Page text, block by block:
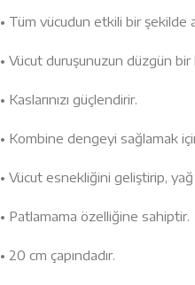
• Tüm vücudun etkili bir şekilde
• Vücut duruşunuzun düzgün bir
• Kaslarınızı güçlendirir.
• Kombine dengeyi sağlamak
• Vücut esnekliğini geliştirip, yağ
• Patlamama özelliğine sahiptir.
• 20 cm çapındadır.